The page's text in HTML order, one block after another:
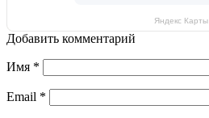
Яндекс Карты
Добавить комментарий
Имя *
Email *